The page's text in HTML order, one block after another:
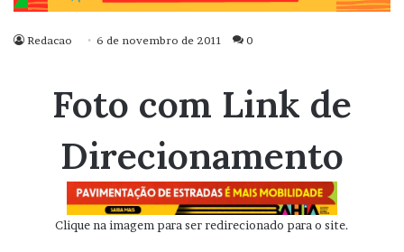
Redacao 6 de novembro de 2011 0
Foto com Link de
Direcionamento
Clique na imagem para ser redirecionado para o site.